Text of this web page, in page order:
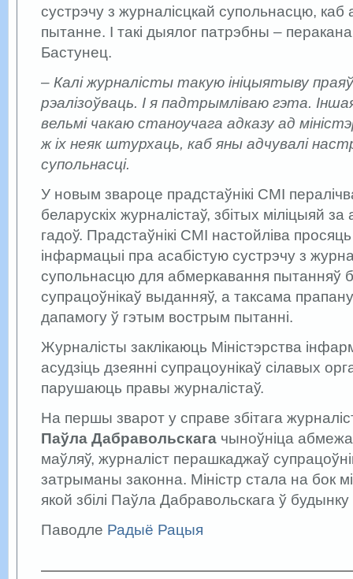
сустрэчу з журналісцкай супольнасцю, каб
пытанне. І такі дыялог патрэбны –
Бастунец.
– Калі журналісты такую ініцыятыву
рэалізоўваць. І я падтрымліваю гэта.
вельмі чакаю станоучага адказу ад
ж іх неяк штурхаць, каб яны адчувалі
супольнасці.
У новым звароце прадстаўнікі СМІ
беларускіх журналістаў, збітых міліцыяй
гадоў. Прадстаўнікі СМІ настойліва просяць
інфармацыі пра асабістую сустрэчу з
супольнасцю для абмеркавання пытанняў
супрацоўнікаў выданняў, а таксама
дапамогу ў гэтым вострым пытанні.
Журналісты заклікаюць Міністэрства
асудзіць дзеянні супрацоунікаў сілавых
парушаюць правы журналістаў.
На першы зварот у справе збітага
Паўла Дабравольскага чыноўніца
маўляў, журналіст перашкаджаў
затрыманы законна. Міністр стала на бок
якой збілі Паўла Дабравольскага ў будынку
Паводле Радыё Рацыя